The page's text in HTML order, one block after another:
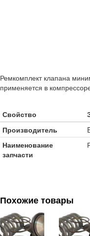
Ремкомплект клапана
применяется в
Свойство
Производитель
Наименование
запчасти
Похожие товары